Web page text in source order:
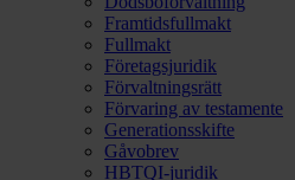
Framtidsfullmakt
Fullmakt
Företagsjuridik
Förvaltningsrätt
Förvaring av testamente
Generationsskifte
Gåvobrev
HBTQI-juridik